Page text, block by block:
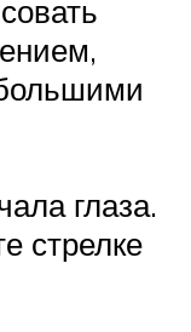
глаза.
стрелке